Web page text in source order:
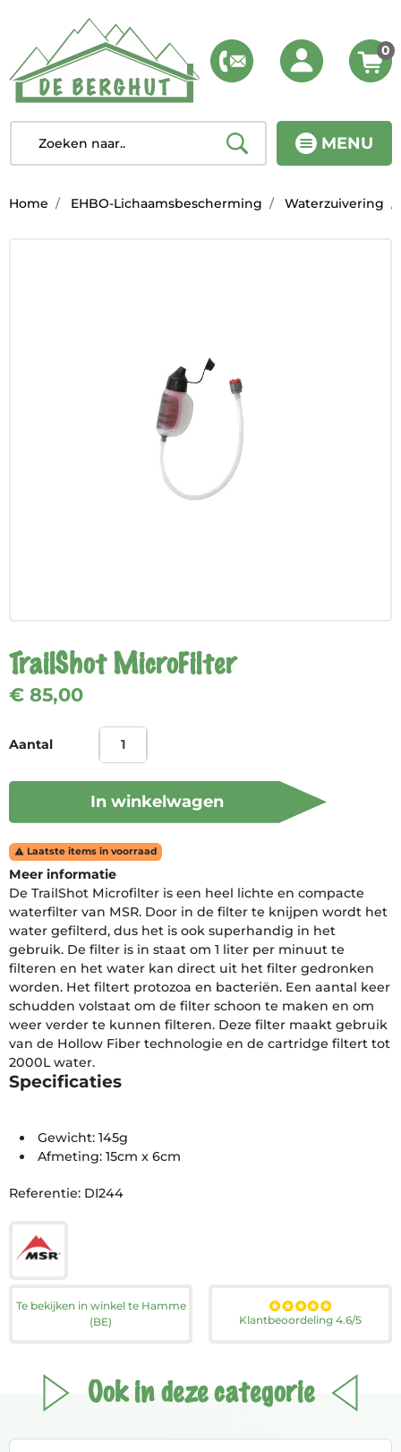
MENU
0
Home EHBO-Lichaamsbescherming Waterzuivering
TrailShot MicroFilter
€ 85,00
Aantal
In winkelwagen
 Laatste items in voorraad
Meer informatie
De TrailShot Microfilter is een heel lichte en compacte
waterfilter van MSR. Door in de filter te knijpen wordt het
water gefilterd, dus het is ook superhandig in het
gebruik. De filter is in staat om 1 liter per minuut te
filteren en het water kan direct uit het filter gedronken
worden. Het filtert protozoa en bacteriën. Een aantal keer
schudden volstaat om de filter schoon te maken en om
weer verder te kunnen filteren. Deze filter maakt gebruik
van de Hollow Fiber technologie en de cartridge filtert tot
2000L water.
Specificaties
Gewicht: 145g
Afmeting: 15cm x 6cm
Referentie: DI244
Te bekijken in winkel te Hamme
(BE)
Klantbeoordeling 4.6/5
Ook in deze categorie